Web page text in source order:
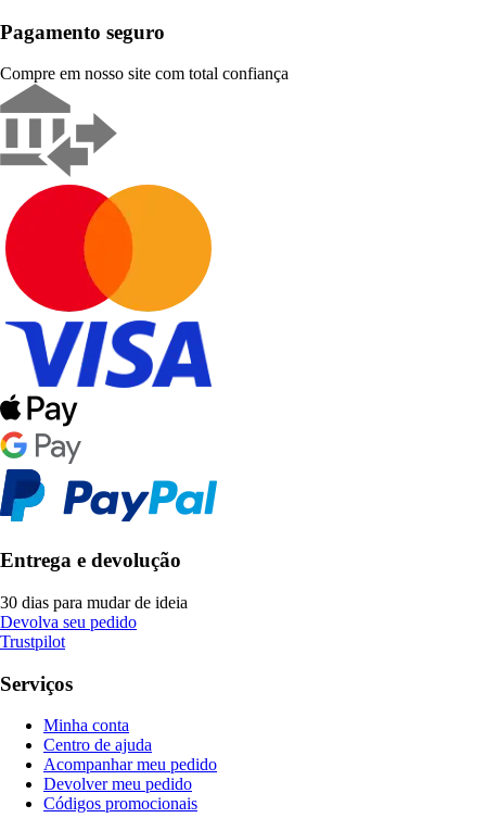
Pagamento seguro
Compre em nosso site com total confiança
Entrega e devolução
30 dias para mudar de ideia
Devolva seu pedido
Trustpilot
Serviços
Minha conta
Centro de ajuda
Acompanhar meu pedido
Devolver meu pedido
Códigos promocionais